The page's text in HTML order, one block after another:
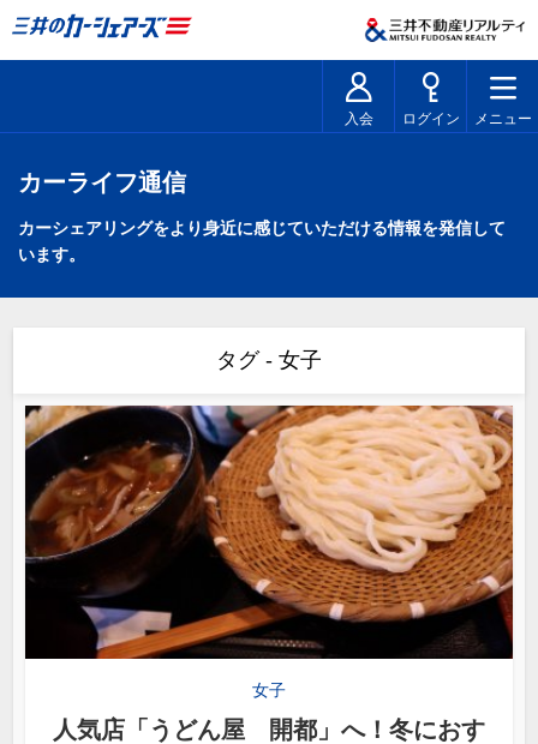
入会 ログイン メニュー
カーライフ通信
カーシェアリングをより身近に感じていただける情報を発信して
います。
タグ - 女子
女子
人気店「うどん屋 開都」へ！冬におす